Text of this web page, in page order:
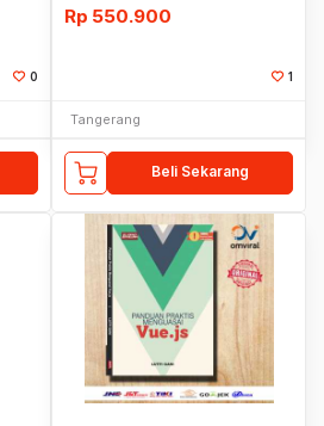
0
Rp 550.900
1
Tangerang
Beli Sekarang